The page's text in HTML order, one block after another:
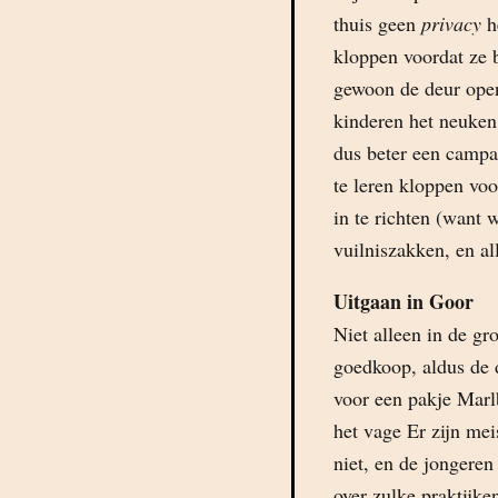
thuis geen privacy
kloppen voordat ze
gewoon de deur
kinderen het
dus beter een
te leren kloppen
in te richten (want
vuilniszakken, en
Uitgaan in Goor
Niet alleen in de
goedkoop, aldus
voor een pakje
het vage Er zijn
niet, en de